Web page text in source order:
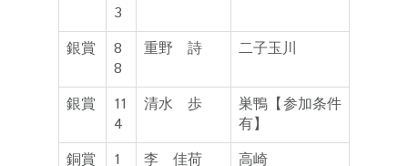
3
銀賞
8
8
重野 詩 二子玉川
銀賞
11
4
清水 歩
巣鴨【参加条件
有】
銅賞
1
李 佳荷 高崎